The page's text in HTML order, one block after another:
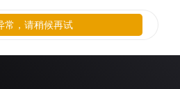
常，请稍候再试